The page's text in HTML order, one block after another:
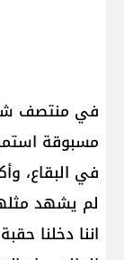
في منتصف
في البقاع،
لم يشهد
اننا دخلنا